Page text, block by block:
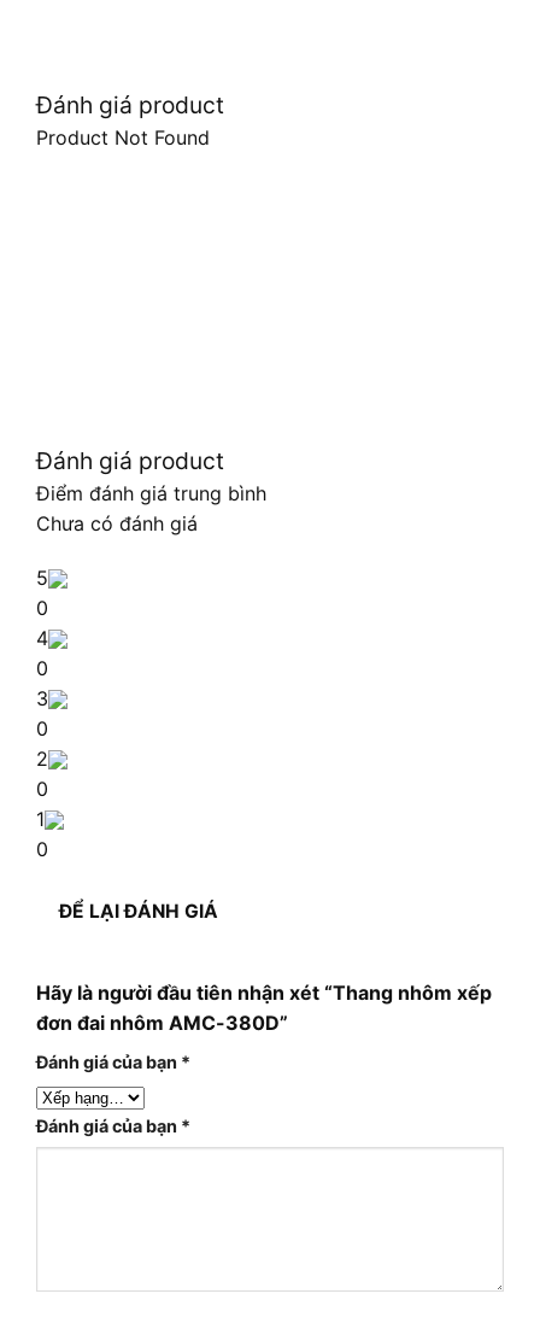
Đánh giá product
Product Not Found
Đánh giá product
Điểm đánh giá trung bình
Chưa có đánh giá
5
0
4
0
3
0
2
0
1
0
ĐỂ LẠI ĐÁNH GIÁ
Hãy là người đầu tiên nhận xét “Thang nhôm xếp
đơn đai nhôm AMC-380D”
Đánh giá của bạn *
Đánh giá của bạn *